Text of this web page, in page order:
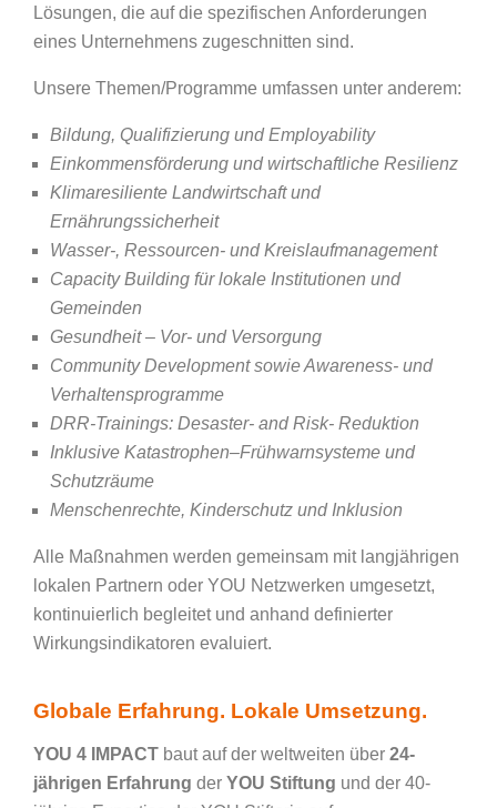
Lösungen, die auf die spezifischen Anforderungen
eines Unternehmens zugeschnitten sind.
Unsere Themen/Programme umfassen unter anderem:
Bildung, Qualifizierung und Employability
Einkommensförderung und wirtschaftliche Resilienz
Klimaresiliente Landwirtschaft und
Ernährungssicherheit
Wasser-, Ressourcen- und Kreislaufmanagement
Capacity Building für lokale Institutionen und
Gemeinden
Gesundheit – Vor- und Versorgung
Community Development sowie Awareness- und
Verhaltensprogramme
DRR-Trainings: Desaster- and Risk- Reduktion
Inklusive Katastrophen–Frühwarnsysteme und
Schutzräume
Menschenrechte, Kinderschutz und Inklusion
Alle Maßnahmen werden gemeinsam mit langjährigen
lokalen Partnern oder YOU Netzwerken umgesetzt,
kontinuierlich begleitet und anhand definierter
Wirkungsindikatoren evaluiert.
Globale Erfahrung. Lokale Umsetzung.
YOU 4 IMPACT baut auf der weltweiten über 24-
jährigen Erfahrung der YOU Stiftung und der 40-